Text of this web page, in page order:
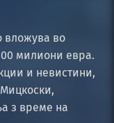
вложува во
милиони евра.
и невистини,
з време на